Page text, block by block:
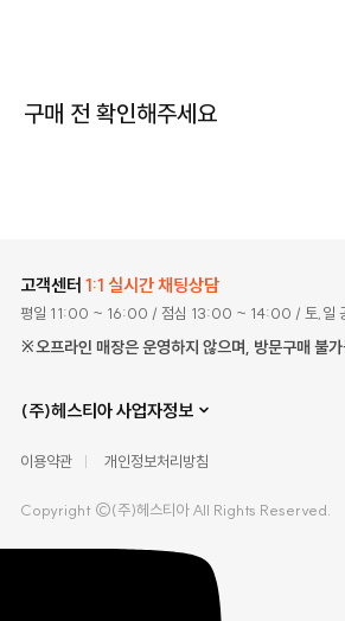
구매 전 확인해주세요
고객센터 1:1 실시간 채팅상담
평일 11:00 ~ 16:00 / 점심 13:00 ~ 14:00 / 토,일
※오프라인 매장은 운영하지 않으며, 방문구매 불
(주)헤스티아 사업자정보
이용약관 개인정보처리방침
Copyright ©(주)헤스티아 All Rights Reserved.